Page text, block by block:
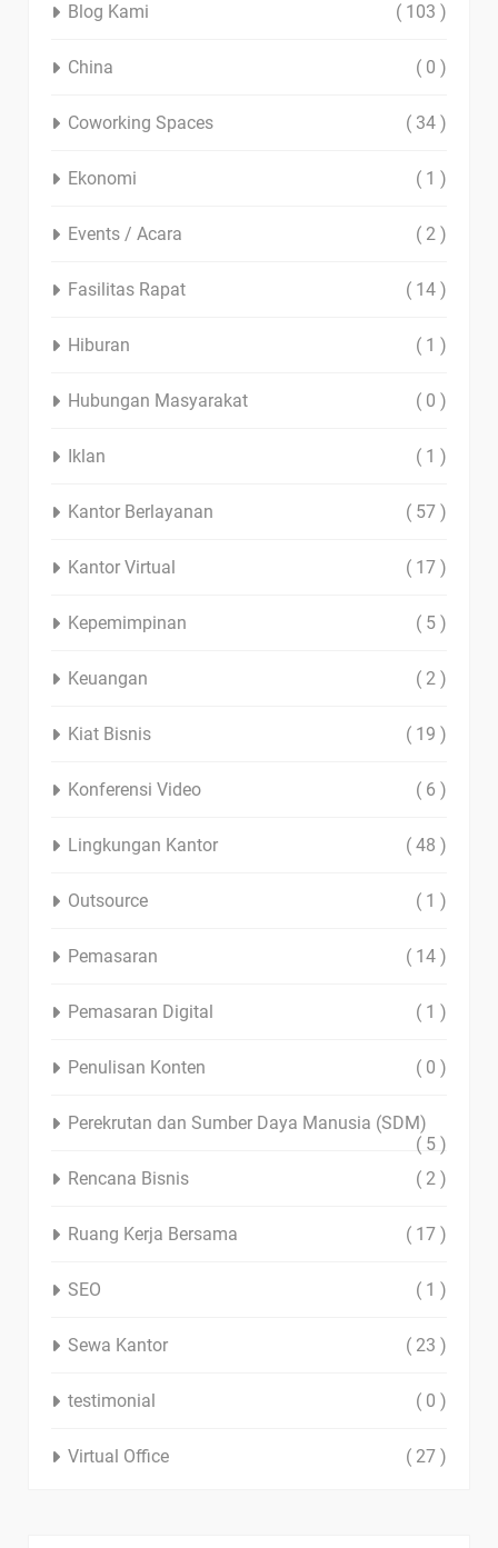
Blog Kami ( 103 )
China ( 0 )
Coworking Spaces ( 34 )
Ekonomi ( 1 )
Events / Acara ( 2 )
Fasilitas Rapat ( 14 )
Hiburan ( 1 )
Hubungan Masyarakat ( 0 )
Iklan ( 1 )
Kantor Berlayanan ( 57 )
Kantor Virtual ( 17 )
Kepemimpinan ( 5 )
Keuangan ( 2 )
Kiat Bisnis ( 19 )
Konferensi Video ( 6 )
Lingkungan Kantor ( 48 )
Outsource ( 1 )
Pemasaran ( 14 )
Pemasaran Digital ( 1 )
Penulisan Konten ( 0 )
Perekrutan dan Sumber Daya Manusia (SDM)
( 5 )
Rencana Bisnis
( 2 )
Ruang Kerja Bersama ( 17 )
SEO ( 1 )
Sewa Kantor ( 23 )
testimonial ( 0 )
Virtual Office ( 27 )